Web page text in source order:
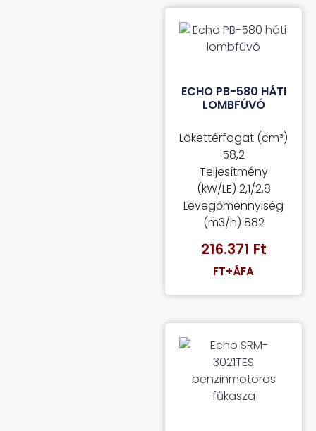
ECHO PB-580 HÁTI
LOMBFÚVÓ
Lökettérfogat (cm³)
58,2
Teljesítmény
(kW/LE) 2,1/2,8
Levegőmennyiség
(m3/h) 882
216.371 Ft
FT+ÁFA